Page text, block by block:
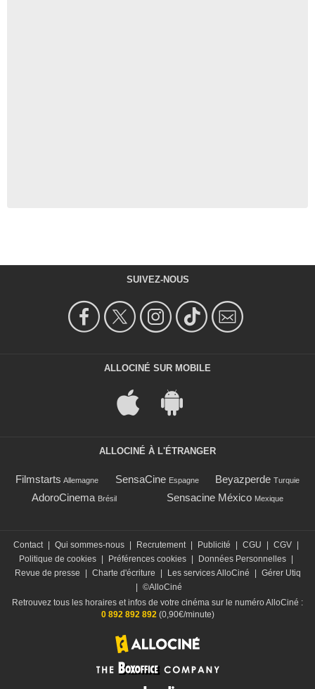
SUIVEZ-NOUS
ALLOCINÉ SUR MOBILE
ALLOCINÉ À L'ÉTRANGER
Filmstarts Allemagne SensaCine Espagne Beyazperde Turquie
AdoroCinema Brésil Sensacine México Mexique
Contact | Qui sommes-nous | Recrutement | Publicité | CGU | CGV |
Politique de cookies | Préférences cookies | Données Personnelles |
Revue de presse
| Charte d'écriture | Les services AlloCiné | Gérer Utiq
| ©AlloCiné
Retrouvez tous les horaires et infos de votre cinéma sur le numéro AlloCiné :
0 892 892 892(0,90€/minute)